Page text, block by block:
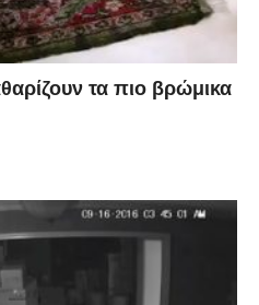
τα πιο βρώμικα